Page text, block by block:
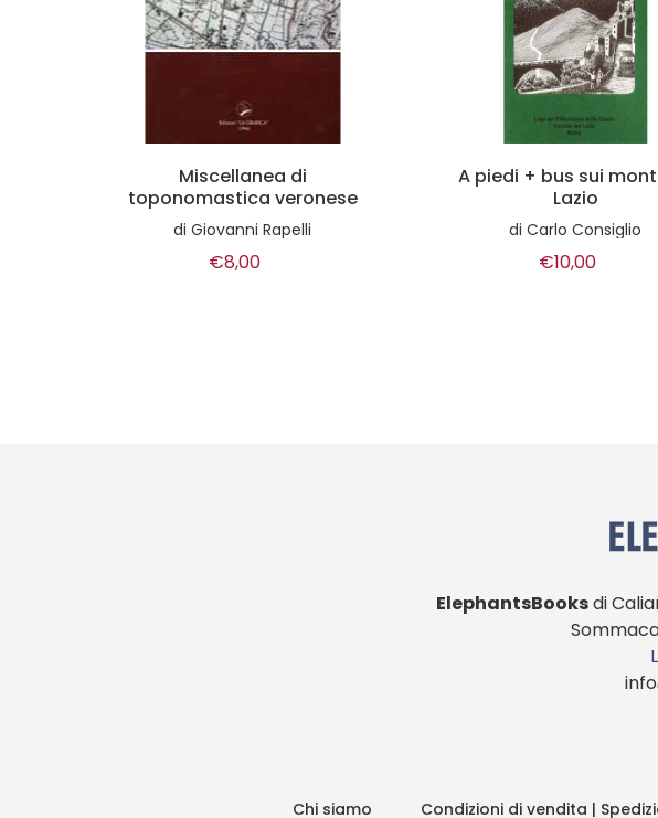
A piedi + bus sui monti del
Lazio
diCarlo Consiglio
€10,00
Toscana in mountain
vol. 2
Sergio Grillo, Cinzia
€13,43
ElephantsBooksdi
Chi siamo Condizioni di vendita |